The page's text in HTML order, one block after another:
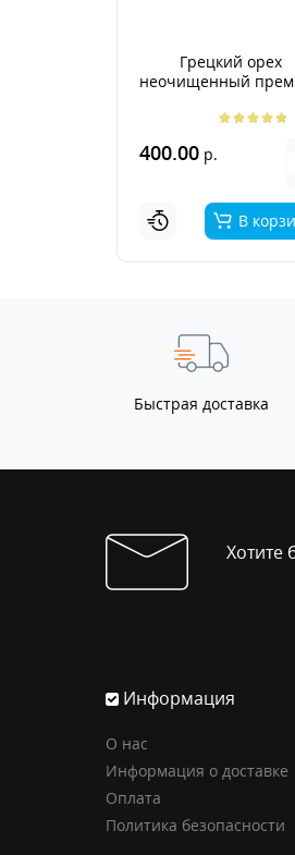
Грецкий орех
неочищенный
400.00 р.
В
Быстрая доставка
Хотите
Информация
О нас
Информация о доставке
Оплата
Политика безопасности